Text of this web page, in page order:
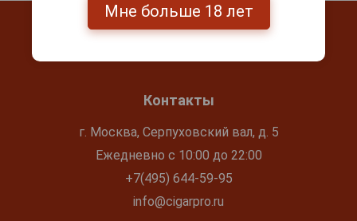
Контакты
г. Москва, Серпуховский вал, д. 5
Ежедневно с 10:00 до 22:00
+7(495) 644-59-95
info@cigarpro.ru
Мне больше 18 лет